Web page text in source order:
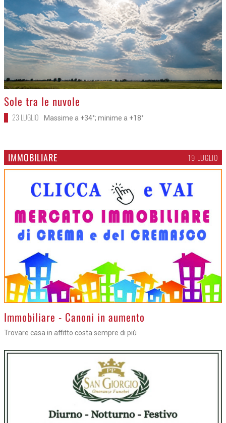
>
Sole tra le nuvole
23 LUGLIO Massime a +34°; minime a +18°
IMMOBILIARE 19 LUGLIO
>Immobiliare - Canoni in aumento
Trovare casa in affitto costa sempre di più